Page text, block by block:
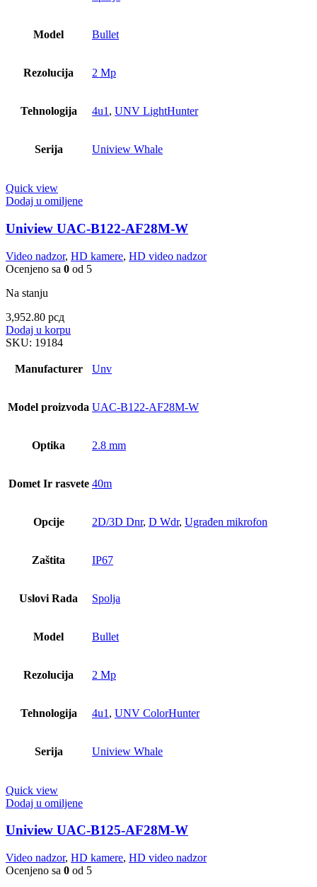
Model Bullet
Rezolucija 2 Mp
Tehnologija 4u1 , UNV LightHunter
Serija Uniview Whale
Quick view
Dodaj u omiljene
Uniview UAC-B122-AF28M-W
Video nadzor, HD kamere, HD video nadzor
Ocenjeno sa 0 od 5
Na stanju
3,952.80 рсд
Dodaj u korpu
SKU: 19184
Manufacturer Unv
Model proizvoda UAC-B122-AF28M-W
Optika 2.8 mm
Domet Ir rasvete 40m
Opcije 2D/3D Dnr, D Wdr, Ugrađen mikrofon
Zaštita IP67
Uslovi Rada Spolja
Model Bullet
Rezolucija 2 Mp
Tehnologija 4u1 , UNV ColorHunter
Serija Uniview Whale
Quick view
Dodaj u omiljene
Uniview UAC-B125-AF28M-W
Video nadzor, HD kamere, HD video nadzor
Ocenjeno sa 0 od 5